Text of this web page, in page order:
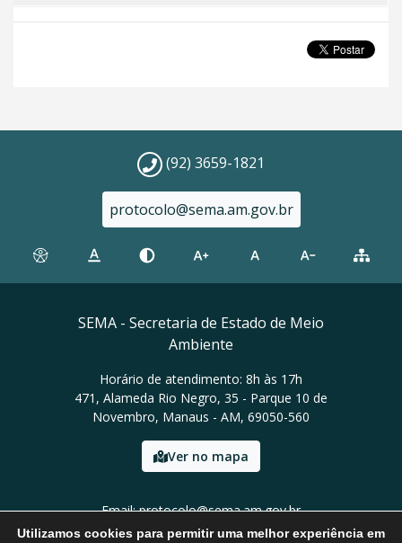
(92) 3659-1821
protocolo@sema.am.gov.br
SEMA - Secretaria de Estado de Meio
Ambiente
Horário de atendimento: 8h às 17h
471, Alameda Rio Negro, 35 - Parque 10 de
Novembro, Manaus - AM, 69050-560
Ver no mapa
Email: protocolo@sema.am.gov.br
Tel: (92) 3659-1821
Utilizamos cookies para permitir uma melhor experiência em